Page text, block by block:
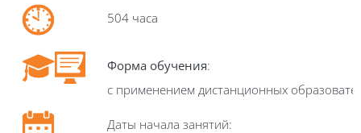
504 часа
Форма обучения:
с применением дистанционных
Даты начала занятий: